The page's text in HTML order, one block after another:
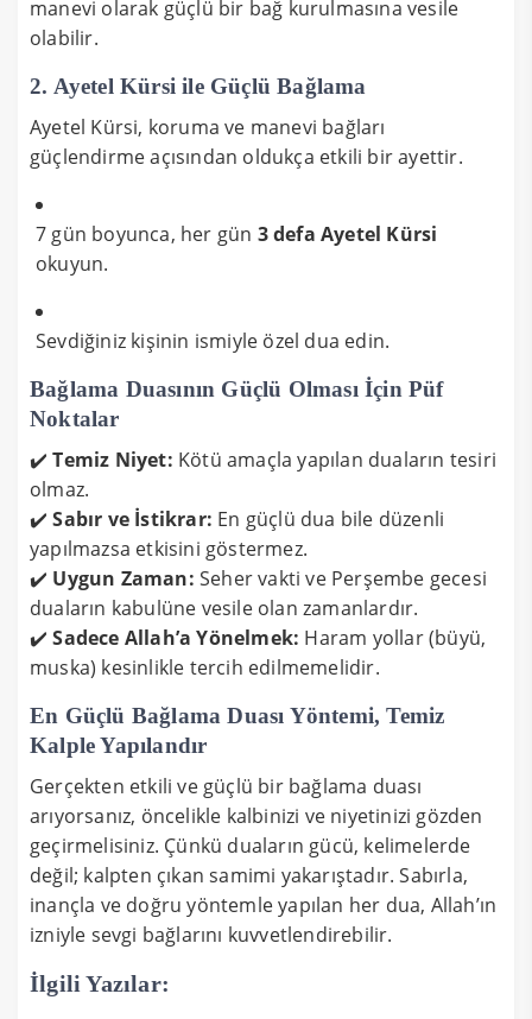
manevi olarak güçlü bir bağ kurulmasına vesile
olabilir.
2. Ayetel Kürsi ile Güçlü Bağlama
Ayetel Kürsi, koruma ve manevi bağları
güçlendirme açısından oldukça etkili bir ayettir.
7 gün boyunca, her gün 3 defa Ayetel Kürsi
okuyun.
Sevdiğiniz kişinin ismiyle özel dua edin.
Bağlama Duasının Güçlü Olması İçin Püf
Noktalar
✔️Temiz Niyet: Kötü amaçla yapılan duaların tesiri
olmaz.
✔️Sabır ve İstikrar: En güçlü dua bile düzenli
yapılmazsa etkisini göstermez.
✔️ Uygun Zaman: Seher vakti ve Perşembe gecesi
duaların kabulüne vesile olan zamanlardır.
✔️Sadece Allah’a Yönelmek: Haram yollar (büyü,
muska) kesinlikle tercih edilmemelidir.
En Güçlü Bağlama Duası Yöntemi, Temiz
Kalple Yapılandır
Gerçekten etkili ve güçlü bir bağlama duası
arıyorsanız, öncelikle kalbinizi ve niyetinizi gözden
geçirmelisiniz. Çünkü duaların gücü, kelimelerde
değil; kalpten çıkan samimi yakarıştadır. Sabırla,
inançla ve doğru yöntemle yapılan her dua, Allah’ın
izniyle sevgi bağlarını kuvvetlendirebilir.
İlgili Yazılar: